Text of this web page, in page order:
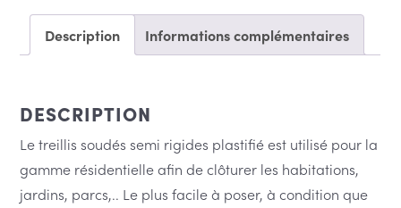
à
Description Informations complémentaires
DESCRIPTION
Le treillis soudés semi rigides plastifié est utilisé pour la
gamme résidentielle afin de clôturer les habitations,
jardins, parcs,.. Le plus facile à poser, à condition que